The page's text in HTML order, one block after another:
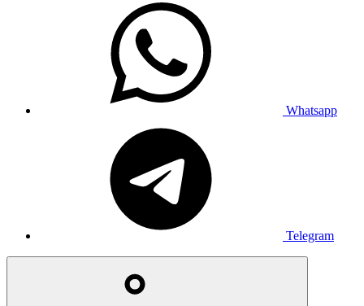
Whatsapp
Telegram